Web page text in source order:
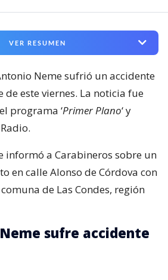
VER RESUMEN
Neme sufrió un accidente
de este viernes. La noticia fue
programa ‘Primer Plano‘ y
informó a Carabineros sobre un
en calle Alonso de Córdova con